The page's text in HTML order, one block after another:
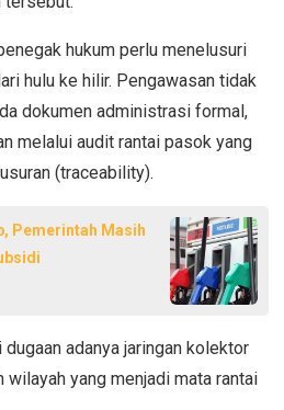
hukum perlu menelusuri
hulu ke hilir. Pengawasan tidak
dokumen administrasi formal,
melalui audit rantai pasok yang
(traceability).
Pemerintah Masih
adanya jaringan kolektor
yang menjadi mata rantai